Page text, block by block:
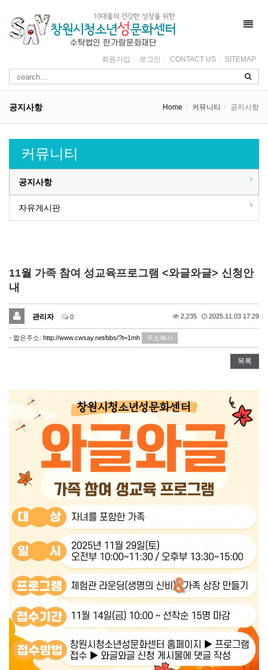
회원가입 로그인 CONTACT US SITEMAP
공지사항 Home 커뮤니티 공지사항
커뮤니티
공지사항
자유게시판
11월 가족 참여 성교육프로그램 <와글와글> 신청안
내
관리자 0 2,235 2025.11.03 17:29
- 짧은주소: http://www.cwsay.net/bbs/?t=1mh 주소복사
목록